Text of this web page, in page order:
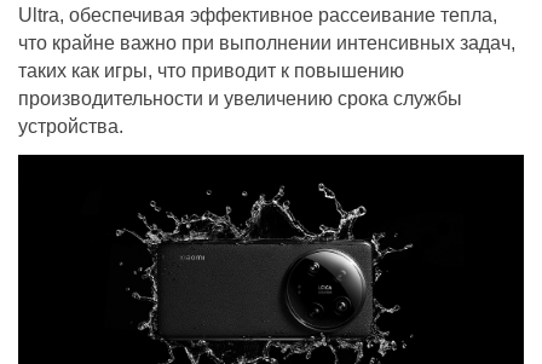
Ultra, обеспечивая эффективное рассеивание тепла,
что крайне важно при выполнении интенсивных задач,
таких как игры, что приводит к повышению
производительности и увеличению срока службы
устройства.